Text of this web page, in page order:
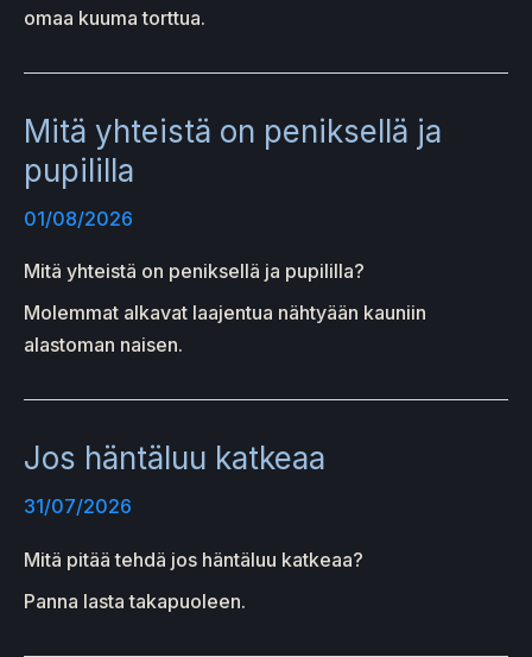
omaa kuuma torttua.
Mitä yhteistä on peniksellä ja
pupililla
01/08/2026
Mitä yhteistä on peniksellä ja pupililla?
Molemmat alkavat laajentua nähtyään kauniin
alastoman naisen.
Jos häntäluu katkeaa
31/07/2026
Mitä pitää tehdä jos häntäluu katkeaa?
Panna lasta takapuoleen.